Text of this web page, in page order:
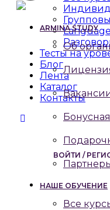
Тесты на
Блог
Лента
Каталог
Контакты
ВОЙТИ /
ARMINA STUDY
Об
НАШЕ ОБУЧЕНИЕ
Все